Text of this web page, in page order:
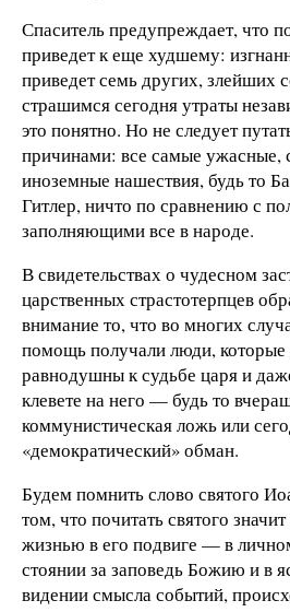
Спаситель предупреждает, что
приведет к еще худшему:
приведет семь других, злейших
страшимся сегодня утраты
это понятно. Но не следует
причинами: все самые ужасные,
иноземные нашествия, будь то
Гитлер, ничто по сравнению с
заполняющими все в народе.
В свидетельствах о чудесном
царственных страстотерпцев
внимание то, что во многих
помощь получали люди, которые
равнодушны к судьбе царя и
клевете на него — будь то
коммунистическая ложь или
«демократический» обман.
Будем помнить слово святого
том, что почитать святого
жизнью в его подвиге — в
стоянии за заповедь Божию и в
видении смысла событий,